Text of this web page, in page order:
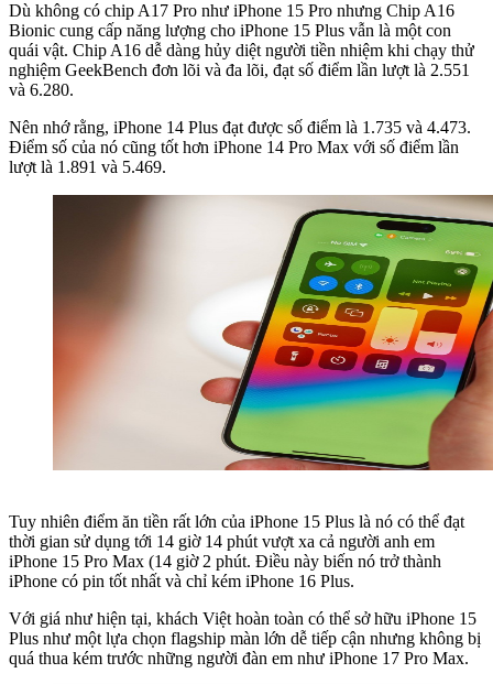
Dù không có chip A17 Pro như iPhone 15 Pro nhưng Chip A16
Bionic cung cấp năng lượng cho iPhone 15 Plus vẫn là một con
quái vật. Chip A16 dễ dàng hủy diệt người tiền nhiệm khi chạy thử
nghiệm GeekBench đơn lõi và đa lõi, đạt số điểm lần lượt là 2.551
và 6.280.
Nên nhớ rằng, iPhone 14 Plus đạt được số điểm là 1.735 và 4.473.
Điểm số của nó cũng tốt hơn iPhone 14 Pro Max với số điểm lần
lượt là 1.891 và 5.469.
Tuy nhiên điểm ăn tiền rất lớn của iPhone 15 Plus là nó có thể đạt
thời gian sử dụng tới 14 giờ 14 phút vượt xa cả người anh em
iPhone 15 Pro Max (14 giờ 2 phút. Điều này biến nó trở thành
iPhone có pin tốt nhất và chỉ kém iPhone 16 Plus.
Với giá như hiện tại, khách Việt hoàn toàn có thể sở hữu iPhone 15
Plus như một lựa chọn flagship màn lớn dễ tiếp cận nhưng không bị
quá thua kém trước những người đàn em như iPhone 17 Pro Max.